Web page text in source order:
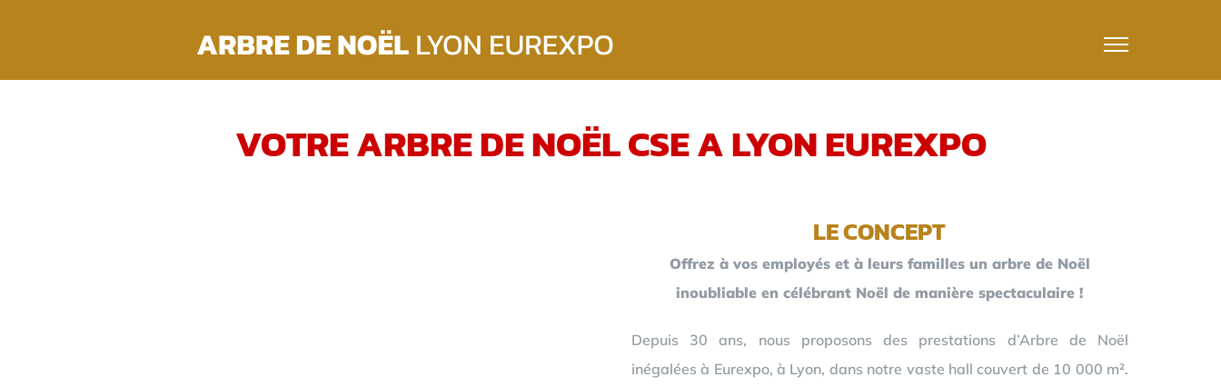
VOTRE ARBRE DE NOËL CSE A LYON EUREXPO
LE CONCEPT
Offrez à vos employés et à leurs familles un arbre de Noël
inoubliable en célébrant Noël de manière spectaculaire !
Depuis 30 ans, nous proposons des prestations d’Arbre de Noël
inégalées à Eurexpo, à Lyon, dans notre vaste hall couvert de 10 000 m².